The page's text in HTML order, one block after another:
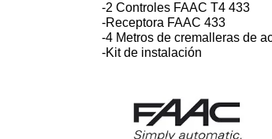
-2 Controles FAAC T4 433
-Receptora FAAC 433
-4 Metros de cremalleras de
-Kit de instalación